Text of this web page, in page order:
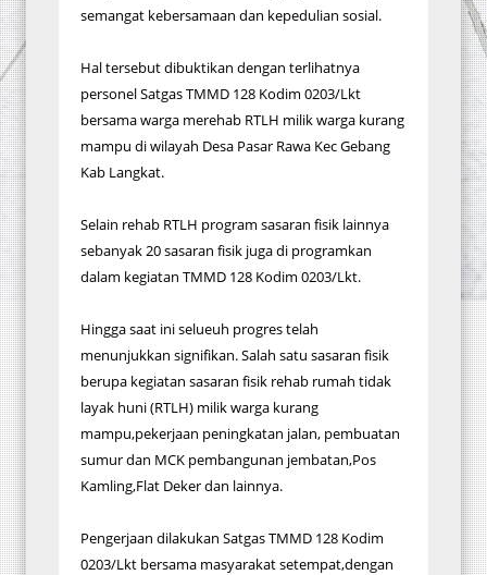
semangat kebersamaan dan kepedulian sosial.
Hal tersebut dibuktikan dengan terlihatnya
personel Satgas TMMD 128 Kodim 0203/Lkt
bersama warga merehab RTLH milik warga kurang
mampu di wilayah Desa Pasar Rawa Kec Gebang
Kab Langkat.
Selain rehab RTLH program sasaran fisik lainnya
sebanyak 20 sasaran fisik juga di programkan
dalam kegiatan TMMD 128 Kodim 0203/Lkt.
Hingga saat ini selueuh progres telah
menunjukkan signifikan. Salah satu sasaran fisik
berupa kegiatan sasaran fisik rehab rumah tidak
layak huni (RTLH) milik warga kurang
mampu,pekerjaan peningkatan jalan, pembuatan
sumur dan MCK pembangunan jembatan,Pos
Kamling,Flat Deker dan lainnya.
Pengerjaan dilakukan Satgas TMMD 128 Kodim
0203/Lkt bersama masyarakat setempat,dengan